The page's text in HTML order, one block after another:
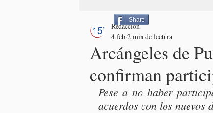
Arcángeles de
confirman
Redacción
4 feb 2 min de lectura
Pese a no haber
acuerdos con los nuevos
Share